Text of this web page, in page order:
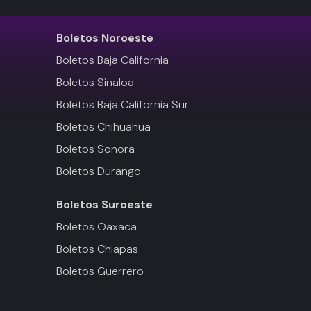
Boletos Noroeste
Boletos Baja California
Boletos Sinaloa
Boletos Baja California Sur
Boletos Chihuahua
Boletos Sonora
Boletos Durango
Boletos Suroeste
Boletos Oaxaca
Boletos Chiapas
Boletos Guerrero